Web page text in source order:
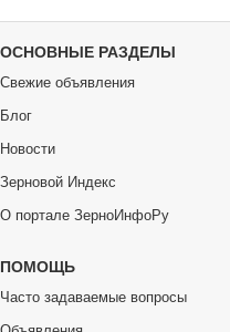
ОСНОВНЫЕ РАЗДЕЛЫ
Свежие объявления
Блог
Новости
Зерновой Индекс
О портале ЗерноИнфоРу
ПОМОЩЬ
Часто задаваемые вопросы